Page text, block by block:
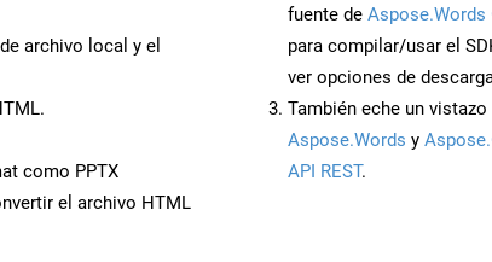
archivo local y el
como PPTX
el archivo HTML
fuente de Aspose.Words
para compilar/usar el
ver opciones de
También eche un
Aspose.Words y
API REST.